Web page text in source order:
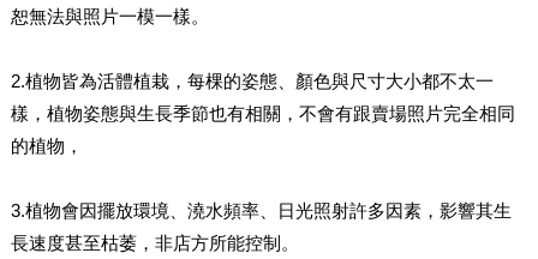
恕無法與照片一模一樣。
2.植物皆為活體植栽，每棵的姿態、顏色與尺寸大小都不太一
樣，植物姿態與生長季節也有相關，不會有跟賣場照片完全相同
的植物，
3.植物會因擺放環境、澆水頻率、日光照射許多因素，影響其生
長速度甚至枯萎，非店方所能控制。